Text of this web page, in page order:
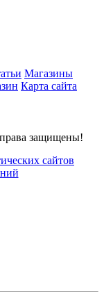
Магазины
Карта сайта
защищены!